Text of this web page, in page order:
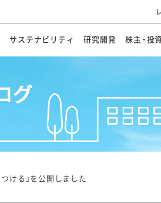
ンキッチン（工場見学） マヨテラス（
する情報提供
サステナビリティ
物多様性の保全 食と健康へ
ガバナンス
各種報告書
研究開発
イル 学会発表・論文
株主・投
IRカレンダー
クロージャーポリシー 電子公告
体験・エン
ける」を公開しました